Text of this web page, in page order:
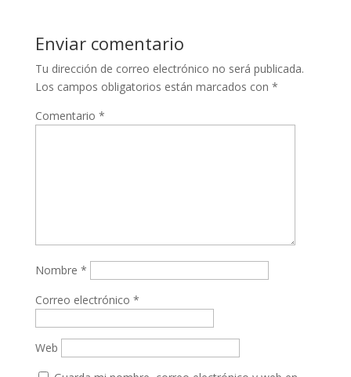
Enviar comentario
Tu dirección de correo electrónico no será publicada.
Los campos obligatorios están marcados con *
Comentario *
Nombre *
Correo electrónico *
Web